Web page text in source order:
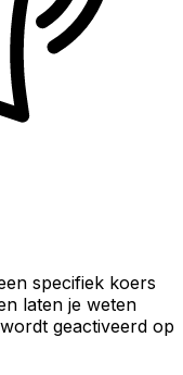
specifiek koers
laten je weten
geactiveerd op